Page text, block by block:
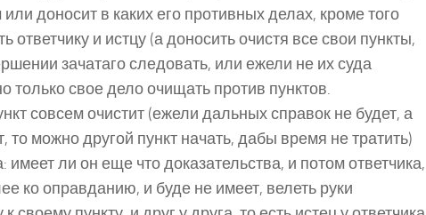
или доносит в каких его противных делах, кроме того
ответчику и истцу (а доносить очистя все свои пункты,
зачатаго следовать, или ежели не их суда
только свое дело очищать против пунктов.
совсем очистит (ежели дальных справок не будет, а
то можно другой пункт начать, дабы время не тратить)
имеет ли он еще что доказательства, и потом ответчика,
ко оправданию, и буде не имеет, велеть руки